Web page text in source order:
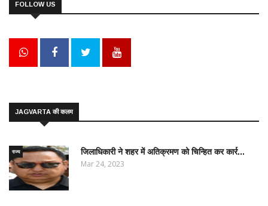
FOLLOW US
JAGVARTA की कलम
राज्य जिलाधिकारी ने शहर में अतिक्रमण को चिन्हित कर कार्र...
Mar 24, 2023